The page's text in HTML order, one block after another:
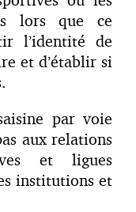
lors que ce
l’identité de
et d’établir si
par voie
aux relations
et ligues
institutions et